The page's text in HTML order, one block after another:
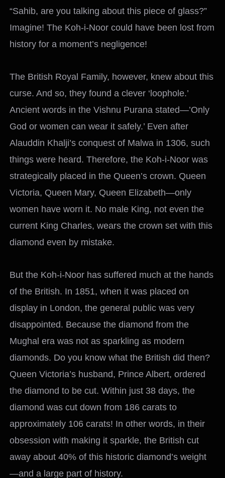
“Sahib, are you talking about this piece of glass?”
Imagine! The Koh-i-Noor could have been lost from
history for a moment’s negligence!
The British Royal Family, however, knew about this
curse. And so, they found a clever ‘loophole.’
Ancient words in the Vishnu Purana stated—’Only
God or women can wear it safely.’ Even after
Alauddin Khalji’s conquest of Malwa in 1306, such
things were heard. Therefore, the Koh-i-Noor was
strategically placed in the Queen’s crown. Queen
Victoria, Queen Mary, Queen Elizabeth—only
women have worn it. No male King, not even the
current King Charles, wears the crown set with this
diamond even by mistake.
But the Koh-i-Noor has suffered much at the hands
of the British. In 1851, when it was placed on
display in London, the general public was very
disappointed. Because the diamond from the
Mughal era was not as sparkling as modern
diamonds. Do you know what the British did then?
Queen Victoria’s husband, Prince Albert, ordered
the diamond to be cut. Within just 38 days, the
diamond was cut down from 186 carats to
approximately 106 carats! In other words, in their
obsession with making it sparkle, the British cut
away about 40% of this historic diamond’s weight
—and a large part of history.